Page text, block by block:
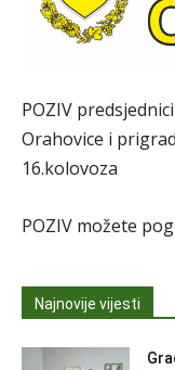
POZIV
Orahovice i
16.kolovoza
POZIV možete
Najnovije vijesti